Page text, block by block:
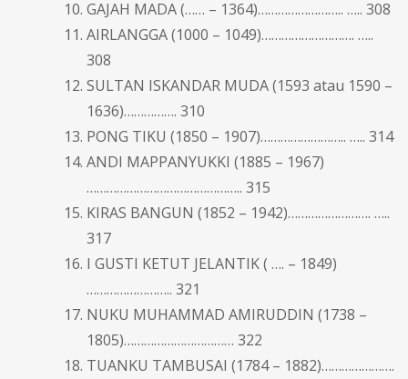
GAJAH MADA (…… – 1364)…………………….. ….. 308
AIRLANGGA (1000 – 1049)………………………. …..
308
SULTAN ISKANDAR MUDA (1593 atau 1590 –
1636)……………. 310
PONG TIKU (1850 – 1907)…………………….. ….. 314
ANDI MAPPANYUKKI (1885 – 1967)
……………………………………….. 315
KIRAS BANGUN (1852 – 1942)……………………. …..
317
I GUSTI KETUT JELANTIK ( …. – 1849)
…………………….. 321
NUKU MUHAMMAD AMIRUDDIN (1738 –
1805)…………………………… 322
TUANKU TAMBUSAI (1784 – 1882)………………….